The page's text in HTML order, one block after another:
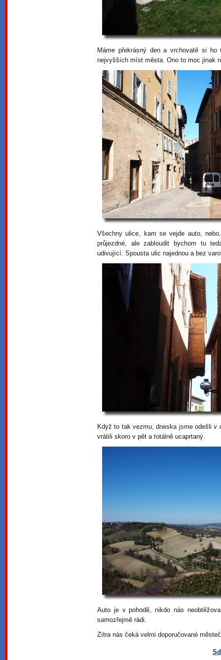
Máme překrásný den a vrchovatě si
nejvyšších míst města. Ono to moc jinak
Všechny ulice, kam se vejde auto,
průjezdné, ale zabloudit bychom tu
udivující. Spousta ulic najednou a bez
Když to tak vezmu, dneska jsme odešli v
vrátili skoro v pět a totálně ucaprtaný.
Auto je v pohodě, nikdo nás
samozřejmě rádi.
Zítra nás čeká velmi doporučované